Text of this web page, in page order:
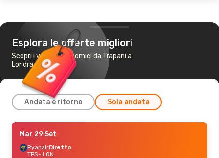
Esplora le offerte migliori
Scopri i voli più economici da Trapani a
Londra
Andata e ritorno Sola andata
Mar 8 Set- Sab 12 Set
RyanairDiretto
TPS- LON
Mar 29 Set
RyanairDiretto
TPS- LON